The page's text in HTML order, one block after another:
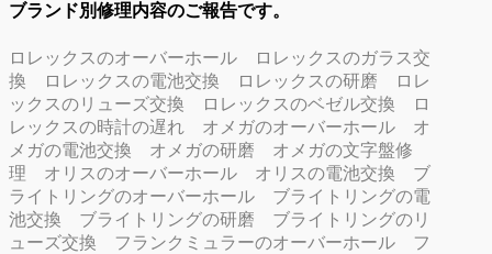
ブランド別修理内容のご報告です。
ロレックスのオーバーホール
ロレックスのガラス交
換
ロレックスの電池交換 ロレックスの研磨
ロレ
ックスのリューズ交換
ロレックスのベゼル交換
ロ
レックスの時計の遅れ
オメガのオーバーホール
オ
メガの電池交換
オメガの研磨
オメガの文字盤修
理
オリスのオーバーホール オリスの電池交換
ブ
ライトリングのオーバーホール
ブライトリングの電
池交換
ブライトリングの研磨
ブライトリングのリ
ューズ交換
フランクミュラーのオーバーホール
フ